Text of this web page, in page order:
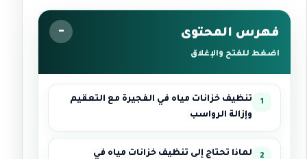
فهرس المحتوى
اضغط للفتح والإغلاق
تنظيف خزانات مياه في الفجيرة مع التعقيم
وإزالة الرواسب
لماذا تحتاج إلى تنظيف خزانات مياه في